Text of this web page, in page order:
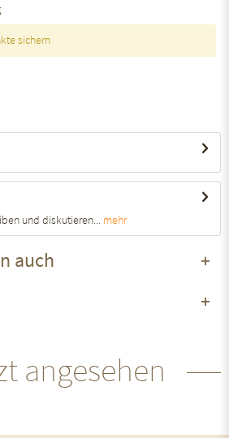
sichern
und diskutieren... mehr
auch
angesehen